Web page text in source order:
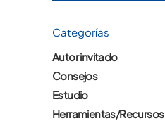
Categorías
Autor invitado
Consejos
Estudio
Herramientas/Recursos